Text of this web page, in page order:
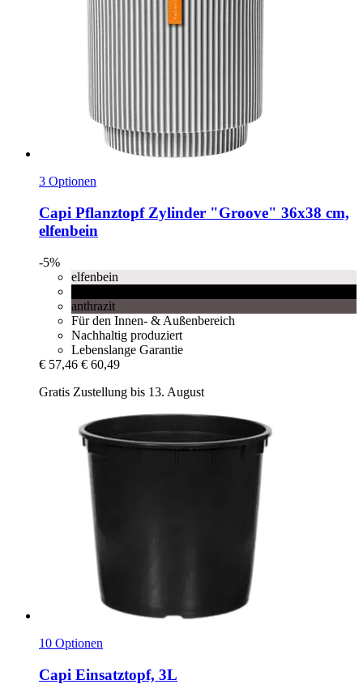
3 Optionen
Capi Pflanztopf Zylinder "Groove" 36x38 cm,
elfenbein
-5%
elfenbein
anthrazit
Für den Innen- & Außenbereich
Nachhaltig produziert
Lebenslange Garantie
€ 57,46 € 60,49
Gratis Zustellung bis 13. August
10 Optionen
Capi Einsatztopf, 3L